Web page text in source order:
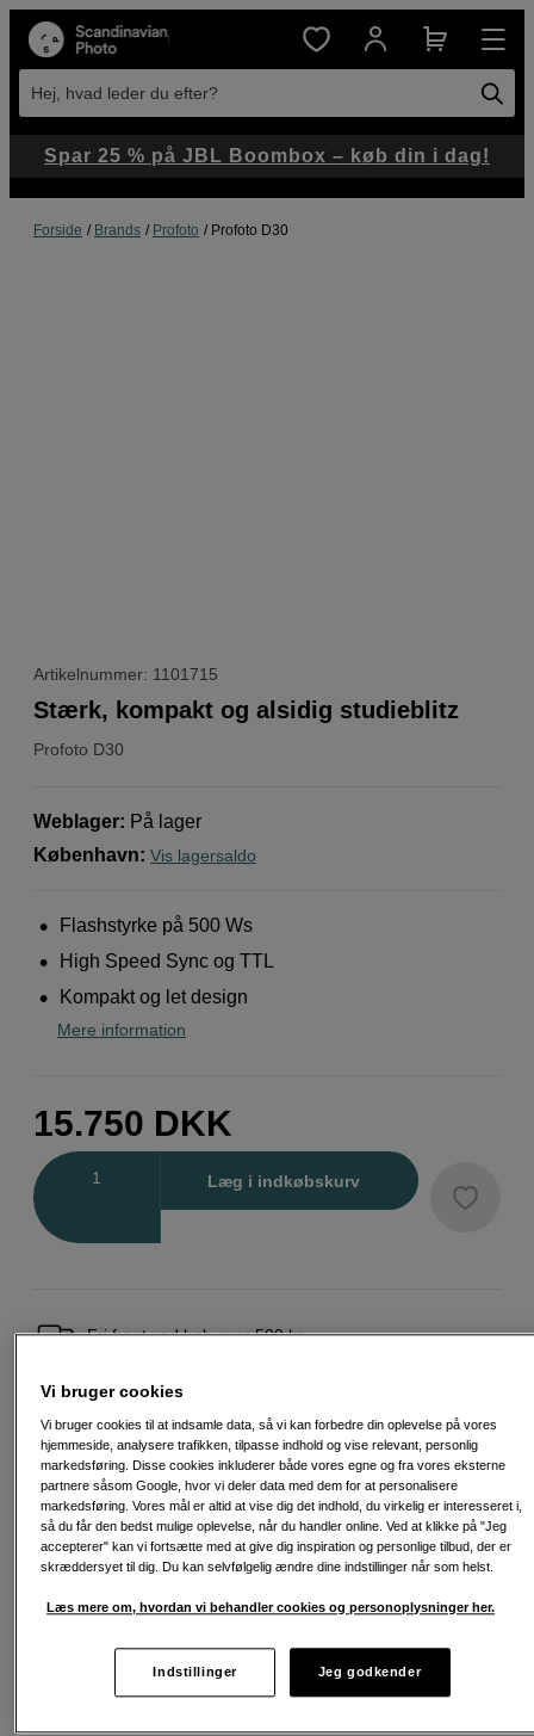
Hej, hvad leder du efter?
Forside Brands Profoto Profoto D30
Artikelnummer: 1101715
Profoto D30
Stærk, kompakt og alsidig studieblitz
Weblager: På lager
København: Vis lagersaldo
Flashstyrke på 500 Ws
High Speed ​​​​Sync og TTL
Kompakt og let design
Mere information
15.750 DKK
Læg i indkøbskurv
Fri fragt ved køb over 500 kr.
30 dages returret
Personlig service og ekspertrådgivning
Passende tilbehør Se flere tilbehør
Spar 25 % på JBL Boombox – køb din i dag!
Vi bruger cookies
Vi bruger cookies til at indsamle data, så vi kan forbedre din oplevelse på vores
hjemmeside, analysere trafikken, tilpasse indhold og vise relevant, personlig
markedsføring. Disse cookies inkluderer både vores egne og fra vores eksterne
partnere såsom Google, hvor vi deler data med dem for at personalisere
markedsføring. Vores mål er altid at vise dig det indhold, du virkelig er interesseret i,
så du får den bedst mulige oplevelse, når du handler online. Ved at klikke på "Jeg
accepterer" kan vi fortsætte med at give dig inspiration og personlige tilbud, der er
skræddersyet til dig. Du kan selvfølgelig ændre dine indstillinger når som helst.
Læs mere om, hvordan vi behandler cookies og personoplysninger her.
Indstillinger Jeg godkender